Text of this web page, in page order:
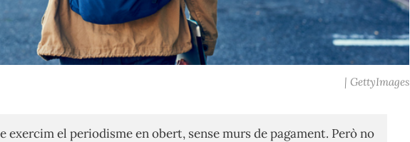
| GettyImages
exercim el periodisme en obert, sense murs de pagament. Però no